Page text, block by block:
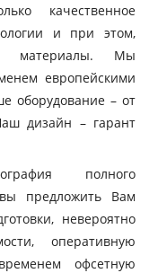
качественное
и при этом,
материалы. Мы
европейскими
оборудование – от
дизайн – гарант
полного
предложить Вам
невероятно
оперативную
офсетную